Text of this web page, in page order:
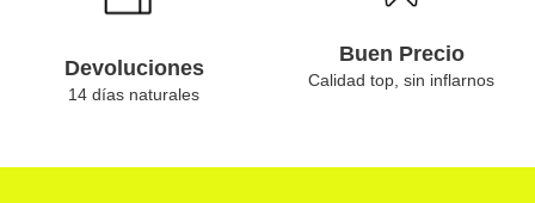
Devoluciones
14 días naturales
Buen Precio
Calidad top, sin inflarnos